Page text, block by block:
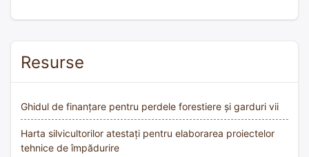
Resurse
Ghidul de finanțare pentru perdele forestiere și garduri vii
Harta silvicultorilor atestați pentru elaborarea proiectelor
tehnice de împădurire